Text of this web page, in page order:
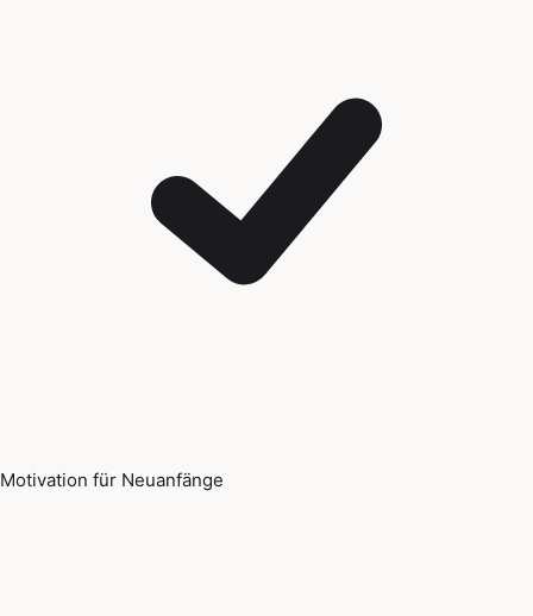
Motivation für Neuanfänge